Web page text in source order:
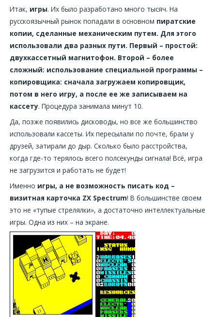
Итак, игры. Их было разработано много тысяч. На
русскоязычный рынок попадали в основном пиратские
копии, сделанные механическим путем. Для этого
использовали два разных пути. Первый – простой:
двухкассетный магнитофон. Второй – более
сложный: использование специальной программы –
копировщика: сначала загружаем копировщик,
потом в него игру, а после ее же записываем на
кассету. Процедура занимала минут 10.
Да, позже появились дисководы, но все же большинство
использовали кассеты. Их пересылали по почте, брали у
друзей, затирали до дыр. Сколько было расстройства,
когда где-то терялось всего полсекунды сигнала! Всё, игра
не загрузится и работать не будет!
Именно игры, а не возможность писать код –
визитная карточка ZX Spectrum! В большинстве своем
это не «тупые стрелялки», а достаточно интеллектуальные
игры. Одна из них – на экране.